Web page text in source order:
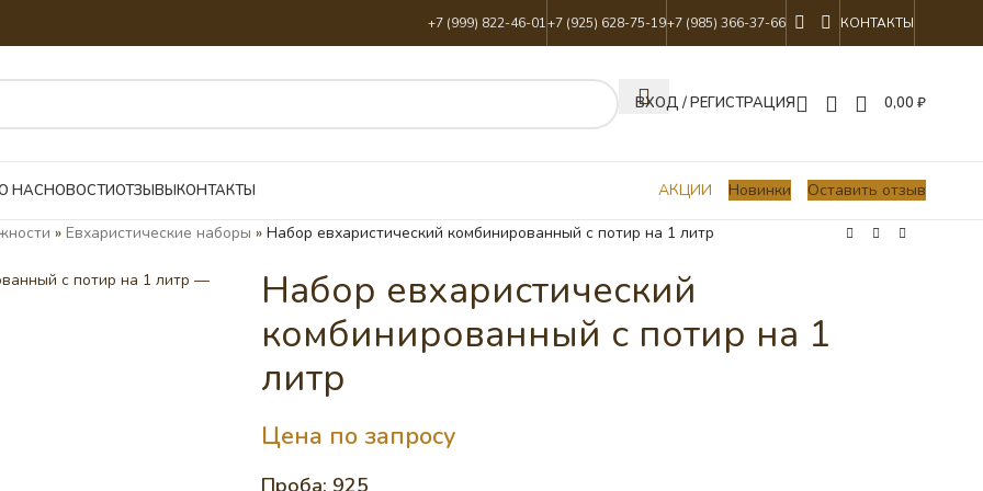
+7 (999) 822-46-01+7 (925) 628-75-19+7 (985) 366-37-66 КОНТАКТЫ
ВХОД / РЕГИСТРАЦИЯ 0,00 ₽
НАСНОВОСТИОТЗЫВЫКОНТАКТЫ АКЦИИ Новинки Оставить отзыв
» Евхаристические наборы » Набор евхаристический комбинированный с потир на 1 литр
Набор евхаристический
комбинированный с потир на 1
литр
Цена по запросу
Проба: 925